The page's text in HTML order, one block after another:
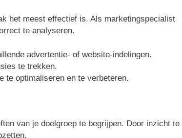
het meest effectief is. Als marketingspecialist
te analyseren.
advertentie- of website-indelingen.
te trekken.
te optimaliseren en te verbeteren.
van je doelgroep te begrijpen. Door inzicht te